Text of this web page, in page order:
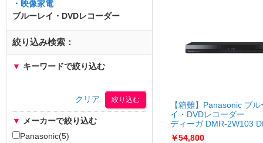
【箱難】Panasonic ブル
イ・DVDレコーダー
ディーガ DMR-2W103
2W103
￥54,800
・映像家電
ブルーレイ・DVDレコーダー
絞り込み検索：
▼ キーワードで絞り込む
クリア
▼ メーカーで絞り込む
Panasonic(5)